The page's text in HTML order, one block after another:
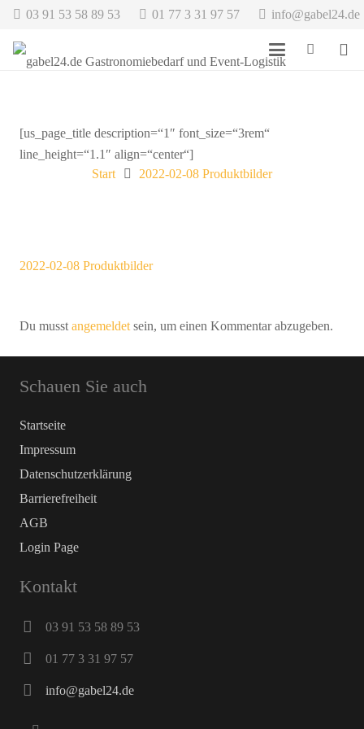
03 91 53 58 89 53 01 77 3 31 97 57 info@gabel24.de
[us_page_title description=“1″ font_size=“3rem“
line_height=“1.1″ align=“center“]
Start
2022-02-08 Produktbilder
2022-02-08 Produktbilder
Du musstangemeldetsein, um einen Kommentar abzugeben.
Schauen Sie auch
Startseite
Impressum
Datenschutz­erklärung
Barrierefreiheit
AGB
Login Page
Kontakt
03 91 53 58 89 53
01 77 3 31 97 57
info@gabel24.de